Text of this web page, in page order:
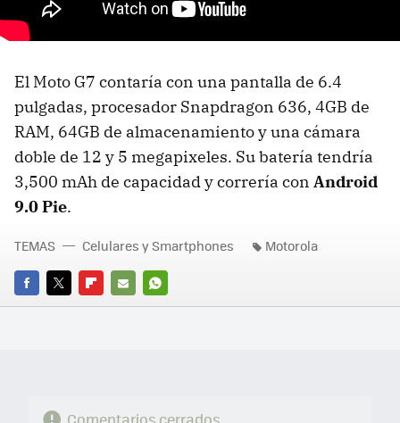
El Moto G7 contaría con una pantalla de 6.4
pulgadas, procesador Snapdragon 636, 4GB de
RAM, 64GB de almacenamiento y una cámara
doble de 12 y 5 megapixeles. Su batería tendría
3,500 mAh de capacidad y correría con Android
9.0 Pie.
FACEBOOK
TWITTERFLIPBOARD
E-
WHATSAPP
TEMAS Celulares y Smartphones Motorola